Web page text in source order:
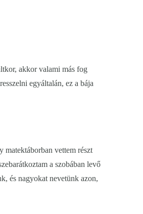
akkor valami más fog
egyáltalán, ez a bája
matektáborban vettem részt
a szobában levő
és nagyokat nevetünk azon,